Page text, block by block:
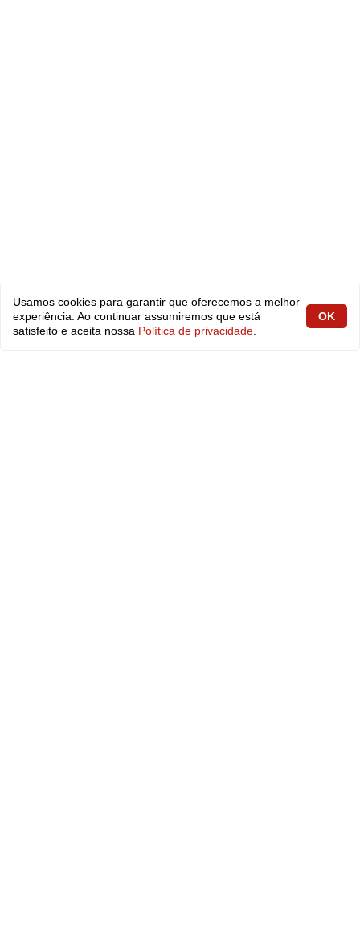
Usamos cookies para garantir que oferecemos a melhor
experiência. Ao continuar assumiremos que está
satisfeito e aceita nossa Política de privacidade
OK